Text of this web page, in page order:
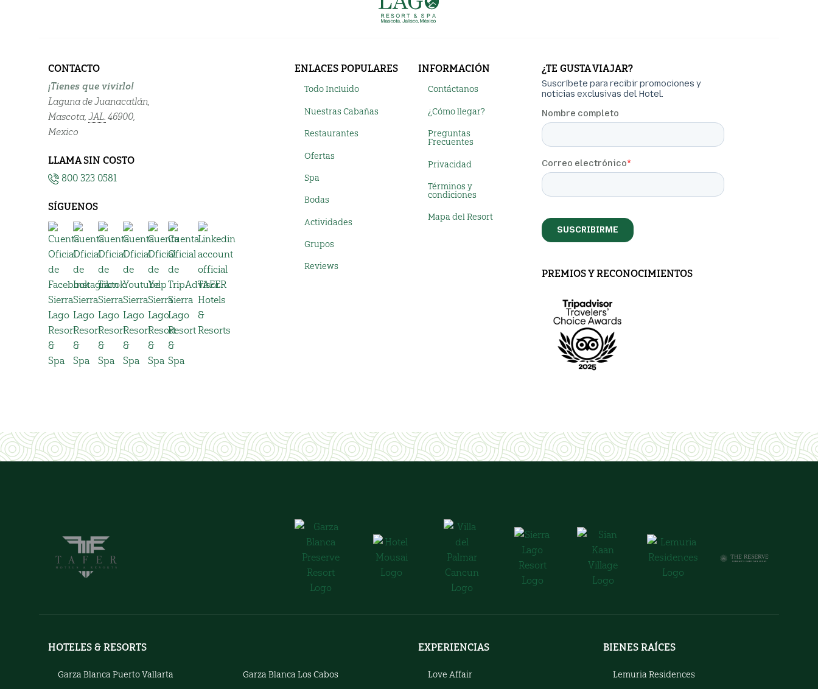
CONTACTO
¡Tienes que vivirlo!
Laguna de Juanacatlán,
Mascota, JAL. 46900,
Mexico
LLAMA SIN COSTO
800 323 0581
SÍGUENOS
ENLACES POPULARES
Todo Incluido
Nuestras Cabañas
Restaurantes
Ofertas
Spa
Bodas
Actividades
Grupos
Reviews
INFORMACIÓN
Contáctanos
¿Cómo llegar?
Preguntas
Frecuentes
Privacidad
Términos y
condiciones
Mapa del Resort
¿TE GUSTA VIAJAR?
PREMIOS Y RECONOCIMIENTOS
HOTELES & RESORTS
Garza Blanca Puerto Vallarta Garza Blanca Los Cabos
EXPERIENCIAS
Love Affair
BIENES RAÍCES
Lemuria Residences